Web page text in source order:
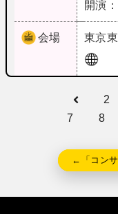
開演
会場 東京
2
7
8
←「コン